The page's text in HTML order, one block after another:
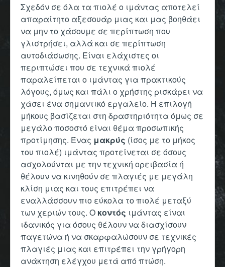
Σχεδόν σε όλα τα πιολέ ο ιμάντας αποτελεί
απαραίτητο αξεσουάρ μιας και μας βοηθάει
να μην το χάσουμε σε περίπτωση που
γλιστρήσει, αλλά και σε περίπτωση
αυτοδιάσωσης. Είναι ελάχιστες οι
περιπτώσει που σε τεχνικά πιολέ
παραλείπεται ο ιμάντας για πρακτικούς
λόγους, όμως και πάλι ο χρήστης ρισκάρει να
χάσει ένα σημαντικό εργαλείο. Η επιλογή
μήκους βασίζεται στη δραστηριότητα όμως σε
μεγάλο ποσοστό είναι θέμα προσωπικής
προτίμησης. Ένας μακρύς (ίσος με το μήκος
του πιολέ) ιμάντας προτείνεται σε όσους
ασχολούνται με την τεχνική ορειβασία ή
θέλουν να κινηθούν σε πλαγιές με μεγάλη
κλίση μιας και τους επιτρέπει να
εναλλάσσουν πιο εύκολα το πιολέ μεταξύ
των χεριών τους. Ο κοντός ιμάντας είναι
ιδανικός για όσους θέλουν να διασχίσουν
παγετώνα ή να σκαρφαλώσουν σε τεχνικές
πλαγιές μιας και επιτρέπει την γρήγορη
ανάκτηση ελέγχου μετά από πτώση.